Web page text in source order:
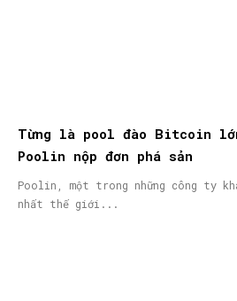
Từng là pool đào Bitcoin
Poolin nộp đơn phá sản
Poolin, một trong những công ty
nhất thế giới...